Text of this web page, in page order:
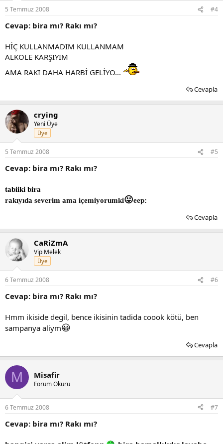
5 Temmuz 2008 #4
Cevap: bira mı? Rakı mı?
HİÇ KULLANMADIM KULLANMAM
ALKOLE KARŞIYIM
AMA RAKI DAHA HARBİ GELİYO...
Cevapla
crying
Yeni Üye
Üye
5 Temmuz 2008 #5
Cevap: bira mı? Rakı mı?
tabiiki bira
rakıyıda severim ama içemiyorumki😛eep:
Cevapla
CaRiZmA
Vip Melek
Üye
6 Temmuz 2008 #6
Cevap: bira mı? Rakı mı?
Hmm ikiside degil, bence ikisinin tadida coook kötü, ben
sampanya aliym😀
Cevapla
M Misafir
Forum Okuru
6 Temmuz 2008 #7
Cevap: bira mı? Rakı mı?